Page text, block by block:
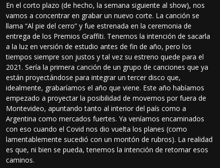
En el corto plazo (de hecho, la semana siguiente al show), nos
vamos a concentrar en grabar un nuevo corte. La canción se
llama “Al pie del cerro” y fue estrenada en la ceremonia de
entrega de los Premios Graffiti. Tenemos la intención de sacarla
a la luz en versión de estudio antes de fin de año, pero los
tiempos siempre son justos y tal vez su estreno quede para el
2021. Sería la primera canción de un grupo de canciones que ya
están proyectándose para integrar un tercer disco que,
idealmente, grabaríamos el año que viene. Este año habíamos
empezado a proyectar la posibilidad de movernos por fuera de
Montevideo, apuntando tanto al interior del país como a
Argentina como mercados fuertes. Ya veníamos encaminados
con eso cuando el Covid nos dio vuelta los planes (como
lamentablemente sucedió con un montón de rubros). La realidad
es que, ni bien se pueda, tenemos la intención de retomar esos
caminos.